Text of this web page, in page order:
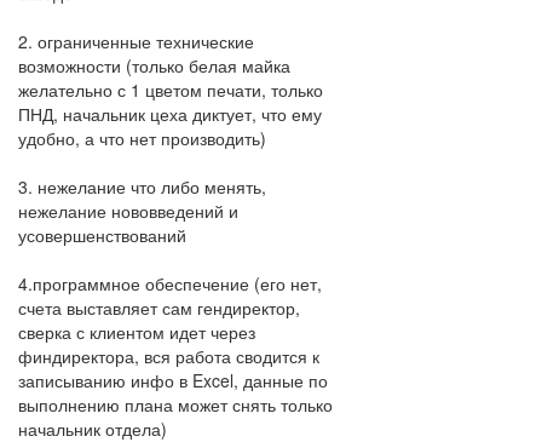
2. ограниченные технические
возможности (только белая майка
желательно с 1 цветом печати, только
ПНД, начальник цеха диктует, что ему
удобно, а что нет производить)
3. нежелание что либо менять,
нежелание нововведений и
усовершенствований
4.программное обеспечение (его нет,
счета выставляет сам гендиректор,
сверка с клиентом идет через
финдиректора, вся работа сводится к
записыванию инфо в Excel, данные по
выполнению плана может снять только
начальник отдела)